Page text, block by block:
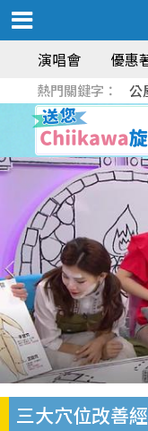
演唱會 優惠
熱門關鍵字： 公
三大穴位改善